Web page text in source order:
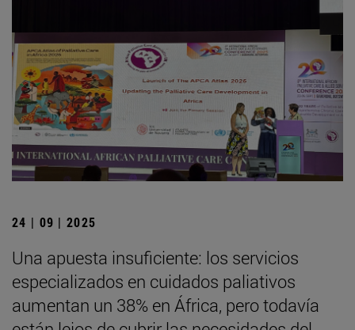
24 | 09 | 2025
Una apuesta insuficiente: los servicios
especializados en cuidados paliativos
aumentan un 38% en África, pero todavía